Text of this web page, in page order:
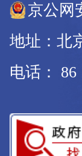
京公网
地址：北
电话：